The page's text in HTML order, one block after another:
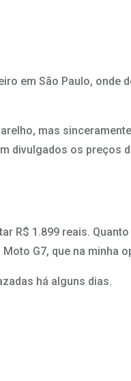
em São Paulo,
mas
divulgados os preços
R$ 1.899 reais.
G7, que na minha
há alguns dias.